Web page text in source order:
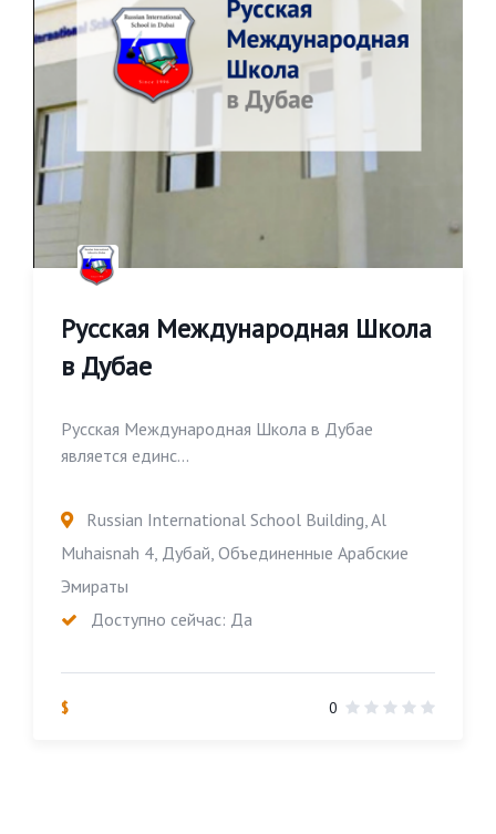
Русская Международная Школа
в Дубае
Русская Международная Школа в Дубае
является единс...
Russian International School Building, Al
Muhaisnah 4, Дубай, Объединенные Арабские
Эмираты
Доступно сейчас: Да
$ 0